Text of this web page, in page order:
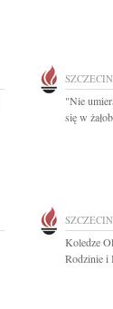
SZCZECIN
"Nie
się w
SZCZECIN
Koledze
Rodzinie i